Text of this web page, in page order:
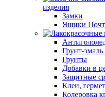
изделия
Замки
Ящики
Грунт-эмаль
Грунты
Добавки в
Защитные
Клеи,
Колеровка